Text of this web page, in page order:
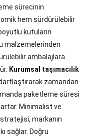
sürecinin
hem sürdürülebilir
kutuların
malzemelerinden
ambalajlara
Kurumsal taşımacılık
zamandan
paketleme süresi
artar. Minimalist ve
markanın
sağlar. Doğru